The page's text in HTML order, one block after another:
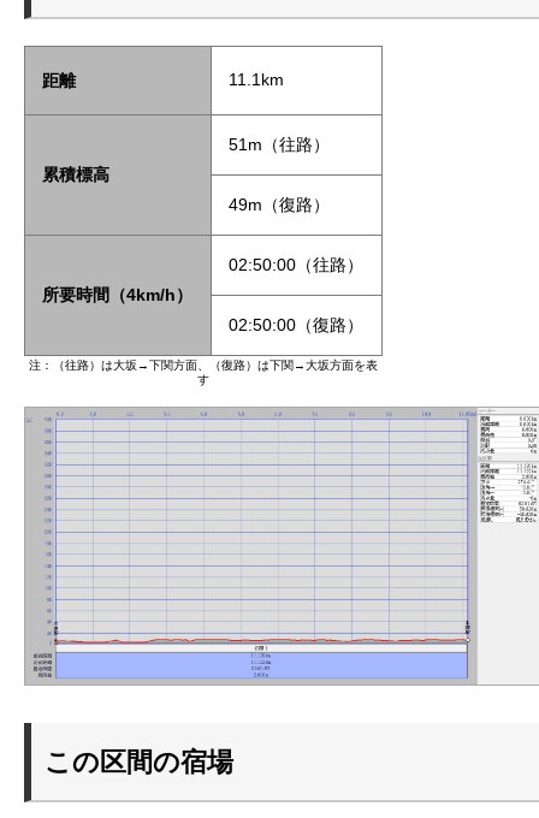
注：（往路）は大坂→下関方面、（復路）は下関→大坂方面を表
す
距離 11.1km
累積標高
51m（往路）
49m（復路）
所要時間（4km/h）
02:50:00（往路）
02:50:00（復路）
この区間の宿場